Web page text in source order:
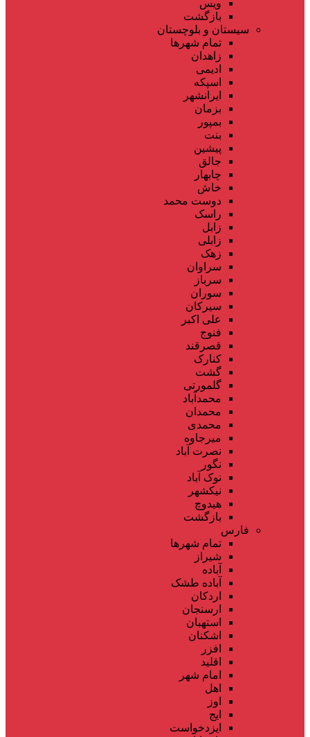
ویس
بازگشت
سیستان و بلوچستان
تمام شهر‌ها
زاهدان
ادیمی
اسپکه
ایرانشهر
بزمان
بمپور
بنت
پیشین
جالق
چابهار
خاش
دوست محمد
راسک
زابل
زابلی
زهک
سراوان
سرباز
سوران
سیرکان
علی اکبر
فنوج
قصرقند
کنارک
گشت
گلمورتی
محمدآباد
محمدان
محمدی
میرجاوه
نصرت آباد
نگور
نوک آباد
نیکشهر
هیدوچ
بازگشت
فارس
تمام شهر‌ها
شیراز
آباده
آباده طشک
اردکان
ارسنجان
استهبان
اشکنان
افزر
اقلید
امام شهر
اهل
اوز
ایج
ایزدخواست